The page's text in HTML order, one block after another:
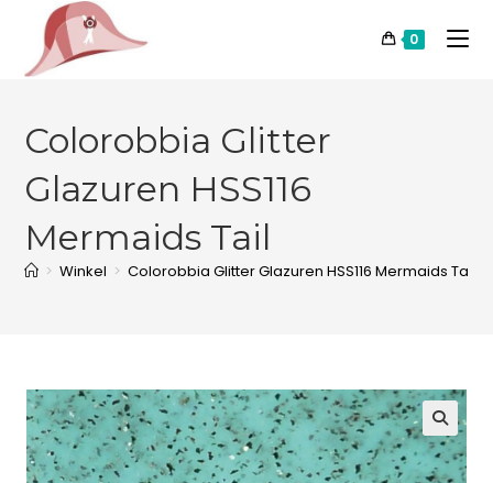
0
Colorobbia Glitter
Glazuren HSS116
Mermaids Tail
> Winkel > Colorobbia Glitter Glazuren HSS116 Mermaids Tail